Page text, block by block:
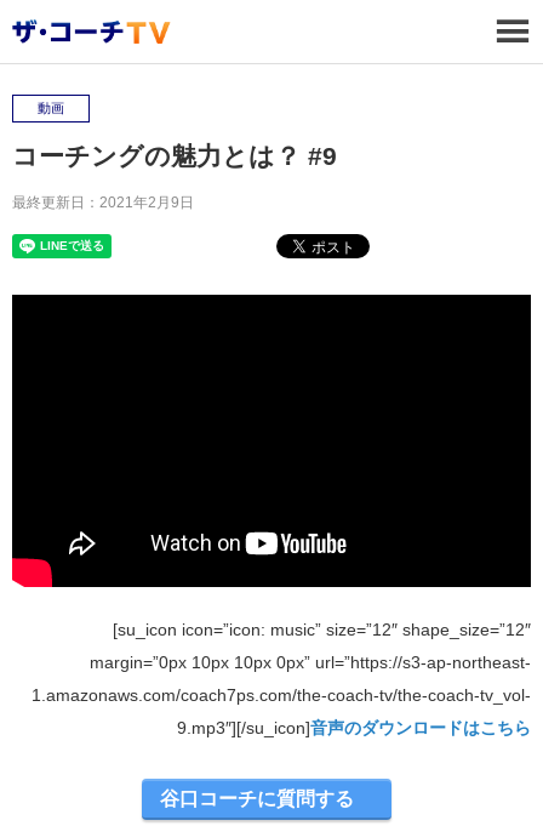
動画
コーチングの魅力とは？ #9
最終更新日：2021年2月9日
[su_icon icon=”icon: music” size=”12″ shape_size=”12″
margin=”0px 10px 10px 0px” url=”https://s3-ap-northeast-
1.amazonaws.com/coach7ps.com/the-coach-tv/the-coach-tv_vol-
9.mp3″][/su_icon]音声のダウンロードはこちら
谷口コーチに質問する